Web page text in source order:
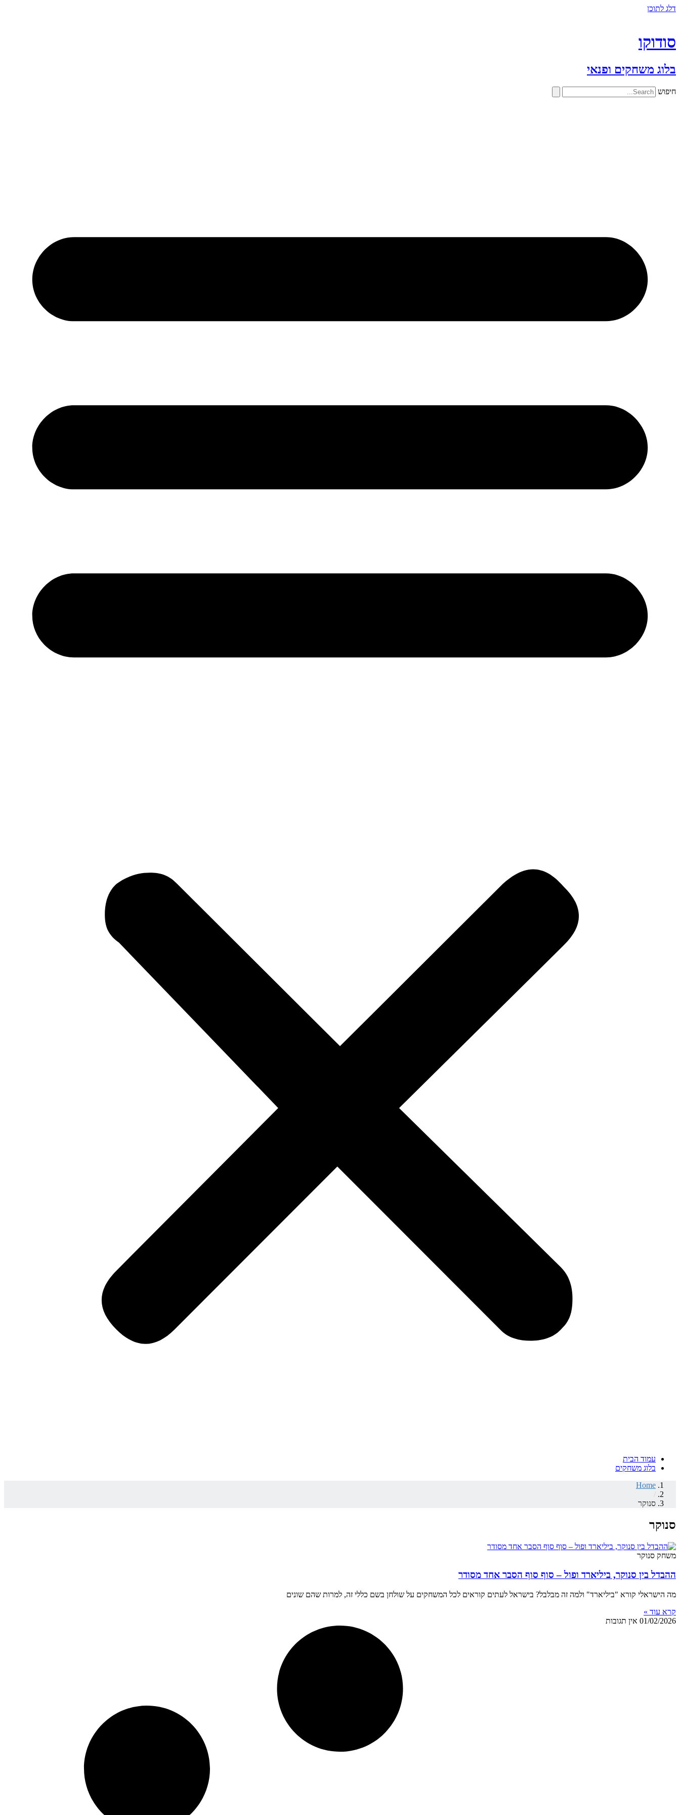
דלג לתוכן
סודוקו
בלוג משחקים ופנאי
חיפוש
עמוד הבית
בלוג משחקים
Home
/
סנוקר
סנוקר
משחק סנוקר
ההבדל בין סנוקר, ביליארד ופול – סוף סוף הסבר אחד מסודר
מה הישראלי קורא "ביליארד" ולמה זה מבלבל? בישראל לעתים קוראים לכל המשחקים על שולחן בשם כללי זה, למרות שהם שונים
קרא עוד »
01/02/2026 אין תגובות